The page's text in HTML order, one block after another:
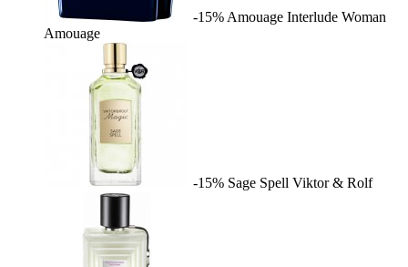
-15% Amouage Interlude Woman
Amouage
-15% Sage Spell Viktor & Rolf